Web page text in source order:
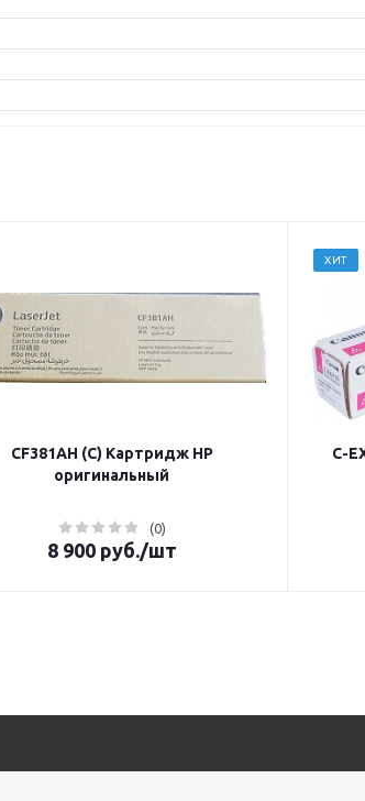
CF381AH (C) Картридж HP
оригинальный
(0)
8 900руб./шт
ХИТ
C-